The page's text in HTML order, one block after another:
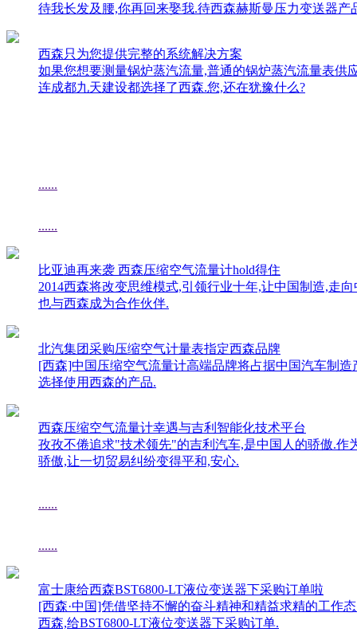
待我长发及腰,你再回来娶我.待西森赫斯曼压力变送器
西森只为您提供完整的系统解决方案
如果您想要测量锅炉蒸汽流量,普通的锅炉蒸汽流量表供
连成都九天建设都选择了西森.您,还在犹豫什么?
......
......
比亚迪再来袭 西森压缩空气流量计hold得住
2014西森将改变思维模式,引领行业十年,让中国制造,走
也与西森成为合作伙伴.
北汽集团采购压缩空气计量表指定西森品牌
[西森]中国压缩空气流量计高端品牌将占据中国汽车制
选择使用西森的产品.
西森压缩空气流量计幸遇与吉利智能化技术平台
孜孜不倦追求"技术领先"的吉利汽车,是中国人的骄傲.
骄傲,让一切贸易纠纷变得平和,安心.
......
......
富士康给西森BST6800-LT液位变送器下采购订单啦
[西森·中国]凭借坚持不懈的奋斗精神和精益求精的工作
西森,给BST6800-LT液位变送器下采购订单.